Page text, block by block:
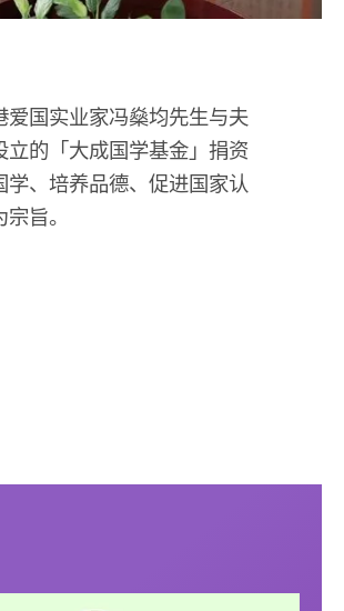
爱国实业家冯燊均先生与夫
立的「大成国学基金」捐资
学、培养品德、促进国家认
旨。